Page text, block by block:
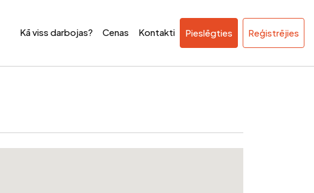
Kā viss darbojas? Cenas Kontakti Pieslēgties Reģistrējies